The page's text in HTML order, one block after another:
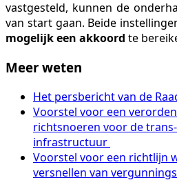
vastgesteld, kunnen de
van start gaan. Beide
mogelijk een akkoord te
Meer weten
Het persbericht van de
Voorstel voor een
richtsnoeren voor de
infrastructuur
Voorstel voor een richtlijn
versnellen van